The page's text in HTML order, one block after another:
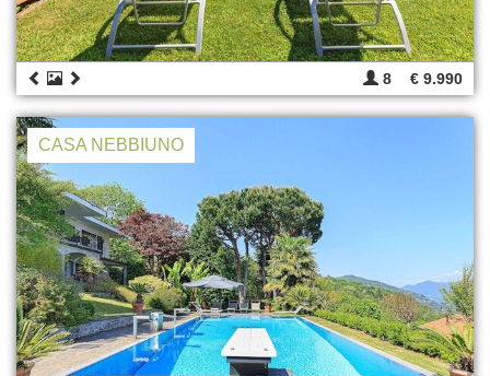
8 € 9.990
CASA NEBBIUNO